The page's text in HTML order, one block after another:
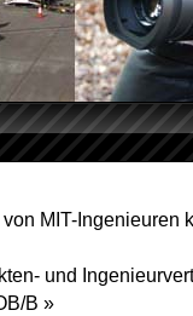
MIT-Ingenieuren
und
B »